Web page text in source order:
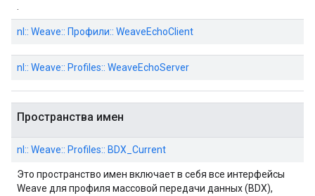
nl:: Weave:: Профили:: WeaveEchoClient
nl:: Weave:: Profiles:: WeaveEchoServer
Пространства имен
nl:: Weave:: Profiles:: BDX_Current
Это пространство имен включает в себя все интерфейсы
Weave для профиля массовой передачи данных (BDX),